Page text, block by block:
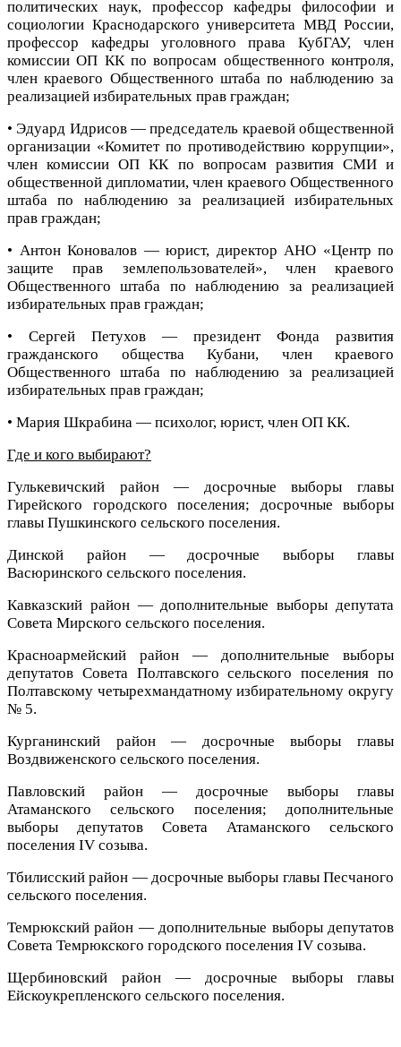
политических наук, профессор кафедры философии и
социологии Краснодарского университета МВД России,
профессор кафедры уголовного права КубГАУ, член
комиссии ОП КК по вопросам общественного контроля,
член краевого Общественного штаба по наблюдению за
реализацией избирательных прав граждан;
• Эдуард Идрисов — председатель краевой общественной
организации «Комитет по противодействию коррупции»,
член комиссии ОП КК по вопросам развития СМИ и
общественной дипломатии, член краевого Общественного
штаба по наблюдению за реализацией избирательных
прав граждан;
• Антон Коновалов — юрист, директор АНО «Центр по
защите прав землепользователей», член краевого
Общественного штаба по наблюдению за реализацией
избирательных прав граждан;
• Сергей Петухов — президент Фонда развития
гражданского общества Кубани, член краевого
Общественного штаба по наблюдению за реализацией
избирательных прав граждан;
• Мария Шкрабина — психолог, юрист, член ОП КК.
Где и кого выбирают?
Гулькевичский район — досрочные выборы главы
Гирейского городского поселения; досрочные выборы
главы Пушкинского сельского поселения.
Динской район — досрочные выборы главы
Васюринского сельского поселения.
Кавказский район — дополнительные выборы депутата
Совета Мирского сельского поселения.
Красноармейский район — дополнительные выборы
депутатов Совета Полтавского сельского поселения по
Полтавскому четырехмандатному избирательному округу
№ 5.
Курганинский район — досрочные выборы главы
Воздвиженского сельского поселения.
Павловский район — досрочные выборы главы
Атаманского сельского поселения; дополнительные
выборы депутатов Совета Атаманского сельского
поселения IV созыва.
Тбилисский район — досрочные выборы главы Песчаного
сельского поселения.
Темрюкский район — дополнительные выборы депутатов
Совета Темрюкского городского поселения IV созыва.
Щербиновский район — досрочные выборы главы
Ейскоукрепленского сельского поселения.